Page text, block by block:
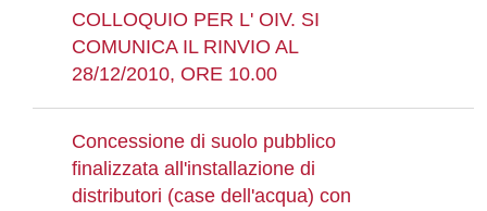
COLLOQUIO PER L' OIV. SI
COMUNICA IL RINVIO AL
28/12/2010, ORE 10.00
Concessione di suolo pubblico
finalizzata all'installazione di
distributori (case dell'acqua) con